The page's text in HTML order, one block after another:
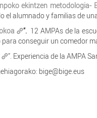
ekintzen metodologia-
el alumnado y familias de
”.12 AMPAs de la
para conseguir un comedor
”. Experiencia de la AMPA
bige@bige.eus